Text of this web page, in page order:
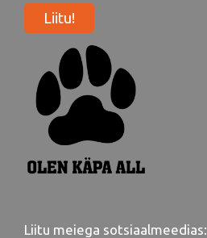
Liitu!
Liitu meiega sotsiaalmeedias: